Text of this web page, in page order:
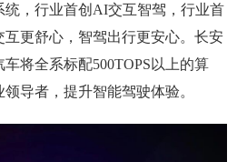
统，行业首创AI交互智驾，行业首
互更舒心，智驾出行更安心。长安
将全系标配500TOPS以上的算
导者，提升智能驾驶体验。